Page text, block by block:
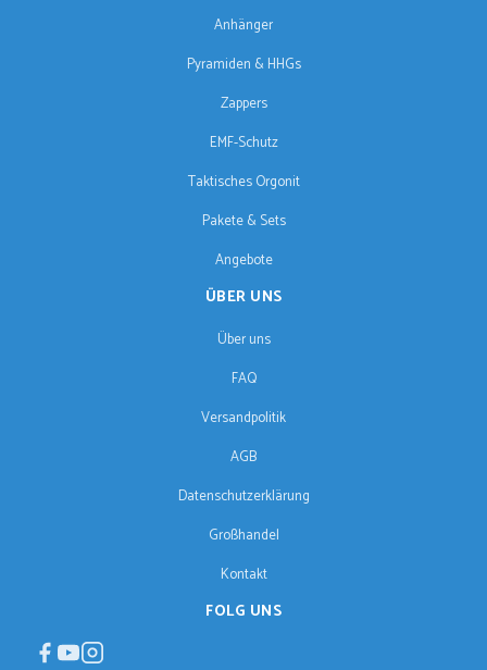
Anhänger
Pyramiden & HHGs
Zappers
EMF-Schutz
Taktisches Orgonit
Pakete & Sets
Angebote
ÜBER UNS
Über uns
FAQ
Versandpolitik
AGB
Datenschutzerklärung
Großhandel
Kontakt
FOLG UNS